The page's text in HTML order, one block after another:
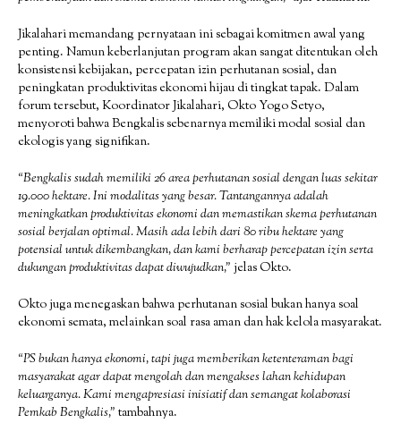
Jikalahari memandang pernyataan ini sebagai komitmen awal yang
penting. Namun keberlanjutan program akan sangat ditentukan oleh
konsistensi kebijakan, percepatan izin perhutanan sosial, dan
peningkatan produktivitas ekonomi hijau di tingkat tapak. Dalam
forum tersebut, Koordinator Jikalahari, Okto Yogo Setyo,
menyoroti bahwa Bengkalis sebenarnya memiliki modal sosial dan
ekologis yang signifikan.
“Bengkalis sudah memiliki 26 area perhutanan sosial dengan luas sekitar
19.000 hektare. Ini modalitas yang besar. Tantangannya adalah
meningkatkan produktivitas ekonomi dan memastikan skema perhutanan
sosial berjalan optimal. Masih ada lebih dari 80 ribu hektare yang
potensial untuk dikembangkan, dan kami berharap percepatan izin serta
dukungan produktivitas dapat diwujudkan,” jelas Okto.
Okto juga menegaskan bahwa perhutanan sosial bukan hanya soal
ekonomi semata, melainkan soal rasa aman dan hak kelola masyarakat.
“PS bukan hanya ekonomi, tapi juga memberikan ketenteraman bagi
masyarakat agar dapat mengolah dan mengakses lahan kehidupan
keluarganya. Kami mengapresiasi inisiatif dan semangat kolaborasi
Pemkab Bengkalis,” tambahnya.